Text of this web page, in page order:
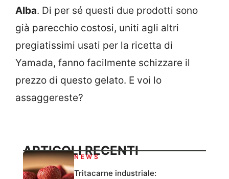
Alba. Di per sé questi due prodotti sono
già parecchio costosi, uniti agli altri
pregiatissimi usati per la ricetta di
Yamada, fanno facilmente schizzare il
prezzo di questo gelato. E voi lo
assaggereste?
ARTICOLI RECENTI
NEWS
Tritacarne industriale: